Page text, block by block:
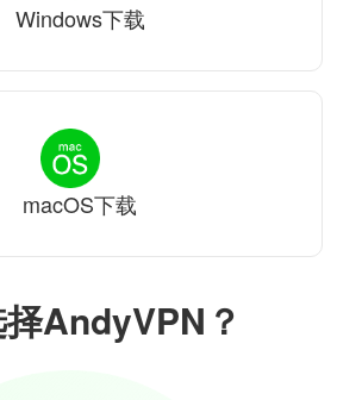
AndyVPN？
Windows下载
macOS下载